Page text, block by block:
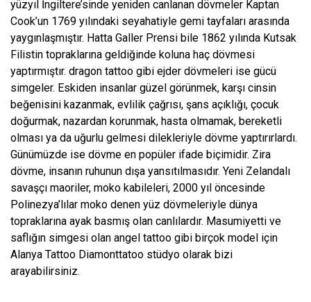
yüzyıl İngiltere’sinde yeniden canlanan dövmeler Kaptan
Cook’un 1769 yılındaki seyahatiyle gemi tayfaları arasında
yaygınlaşmıştır. Hatta Galler Prensi bile 1862 yılında Kutsak
Filistin topraklarına geldiğinde koluna haç dövmesi
yaptırmıştır. dragon tattoo gibi ejder dövmeleri ise gücü
simgeler. Eskiden insanlar güzel görünmek, karşı cinsin
beğenisini kazanmak, evlilik çağrısı, şans açıklığı, çocuk
doğurmak, nazardan korunmak, hasta olmamak, bereketli
olması ya da uğurlu gelmesi dilekleriyle dövme yaptırırlardı.
Günümüzde ise dövme en popüler ifade biçimidir. Zira
dövme, insanın ruhunun dışa yansıtılmasıdır. Yeni Zelandalı
savaşçı maoriler, moko kabileleri, 2000 yıl öncesinde
Polinezya’lılar moko denen yüz dövmeleriyle dünya
topraklarına ayak basmış olan canlılardır. Masumiyetti ve
saflığın simgesi olan angel tattoo gibi birçok model için
Alanya Tattoo Diamonttatoo stüdyo olarak bizi
arayabilirsiniz.